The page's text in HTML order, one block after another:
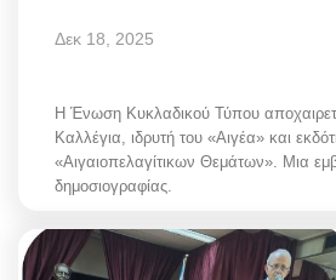
Δεκ 18, 2025
Η Ένωση Κυκλαδικού Τύπου
Καλλέγια, ιδρυτή του «Αιγέα» και
«Αιγαιοπελαγίτικων Θεμάτων». Μια
δημοσιογραφίας.